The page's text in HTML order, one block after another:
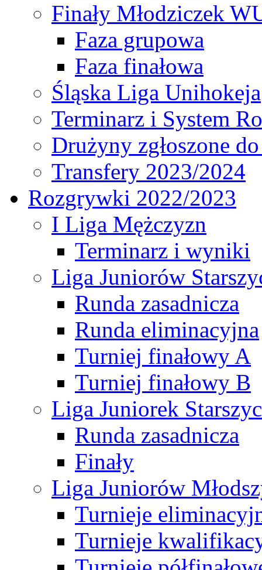
Finały Młodziczek
Faza grupowa
Faza finałowa
Śląska Liga Unihokeja
Terminarz i System
Drużyny zgłoszone
Transfery 2023/2024
Rozgrywki 2022/2023
I Liga Mężczyzn
Terminarz i wyniki
Liga Juniorów
Runda zasadnicza
Runda eliminacyjna
Turniej finałowy A
Turniej finałowy B
Liga Juniorek
Runda zasadnicza
Finały
Liga Juniorów
Turnieje
Turnieje